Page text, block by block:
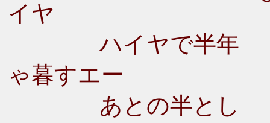
イヤ
ハイヤで半年
ゃ暮すエー
あとの半とし